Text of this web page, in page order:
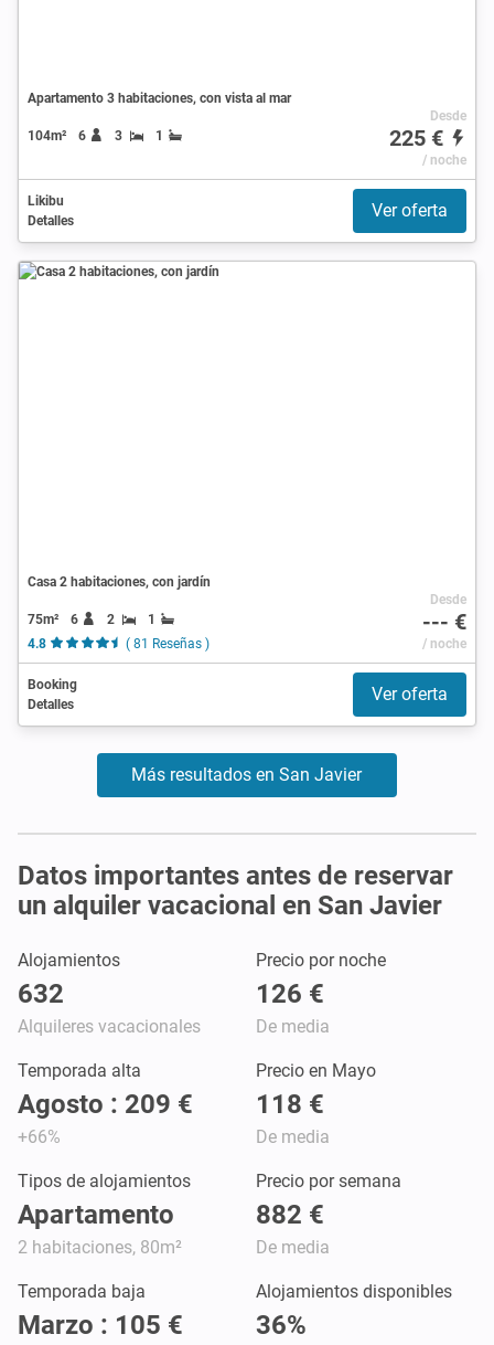
Apartamento 3 habitaciones, con vista al mar
104m² 6 3 1
Desde
225 €
/ noche
Likibu
Detalles
Ver oferta
Casa 2 habitaciones, con jardín
75m² 6 2
1
4.8
( 81 Reseñas )
Desde
--- €
/ noche
Booking
Detalles
Ver oferta
Más resultados en San Javier
Datos importantes antes de reservar
un alquiler vacacional en San Javier
Alojamientos
632
Alquileres vacacionales
Precio por noche
126 €
De media
Temporada alta
Agosto : 209 €
+66%
Precio en Mayo
118 €
De media
Tipos de alojamientos
Apartamento
2 habitaciones, 80m²
Precio por semana
882 €
De media
Temporada baja
Marzo : 105 €
Alojamientos disponibles
36%